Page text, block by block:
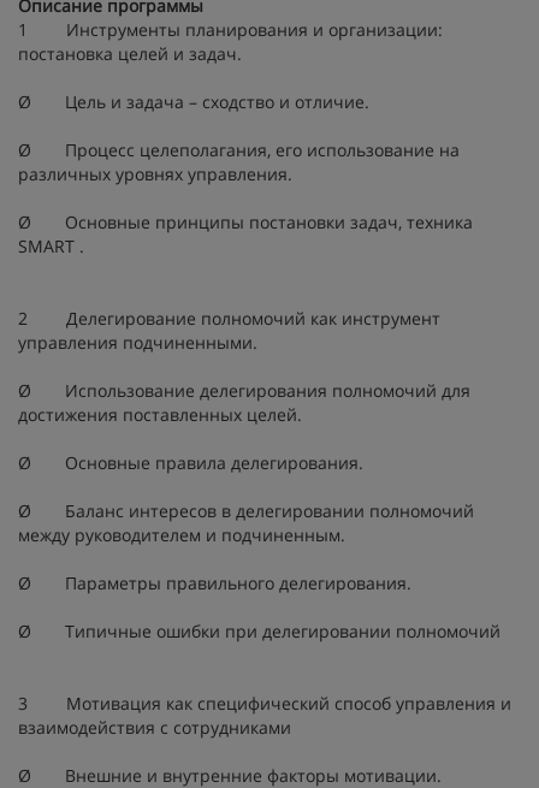
Описание программы
1 Инструменты планирования и организации:
постановка целей и задач.
Ø Цель и задача – сходство и отличие.
Ø Процесс целеполагания, его использование на
различных уровнях управления.
Ø Основные принципы постановки задач, техника
SMART .
2 Делегирование полномочий как инструмент
управления подчиненными.
Ø Использование делегирования полномочий для
достижения поставленных целей.
Ø Основные правила делегирования.
Ø Баланс интересов в делегировании полномочий
между руководителем и подчиненным.
Ø Параметры правильного делегирования.
Ø Типичные ошибки при делегировании полномочий
3 Мотивация как специфический способ управления и
взаимодействия с сотрудниками
Ø Внешние и внутренние факторы мотивации.